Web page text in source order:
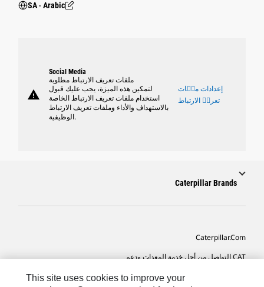
SA ‧ Arabic
warning
Social Media
ملفات تعريف الارتباط مطلوبة
لتمكين هذه الميزة، يجب عليك قبول
استخدام ملفات تعريف الارتباط الخاصة
بالاستهداف والأداء وملفات تعريف الارتباط
الوظيفية.
إعدادات ملٝات
تعريٝ الارتباط
Caterpillar Brands
Caterpillar.com
CAT التواصل من أجل خدمة المعدات ودعم
تفضيلات التسويق الخاصة بيThis site uses cookies to improve your